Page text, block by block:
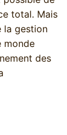
total. Mais
la gestion
monde
des